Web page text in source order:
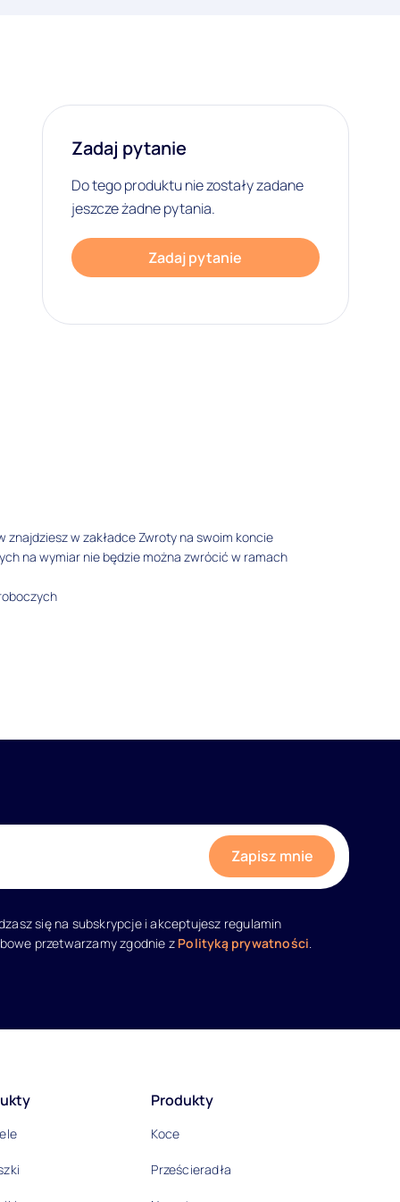
Zadaj pytanie
Do tego produktu nie zostały zadane
jeszcze żadne pytania.
Zadaj pytanie
w zakładce Zwroty na swoim koncie
na wymiar nie będzie można zwrócić w ramach
się na subskrypcje i akceptujesz regulamin
przetwarzamy zgodnie z Polityką prywatności.
Produkty
Koce
Prześcieradła